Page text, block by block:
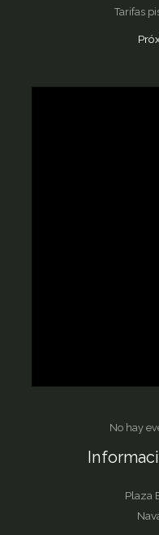
Tarifas
No hay
Plaza